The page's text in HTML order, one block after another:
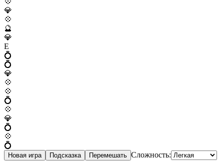
💎
💠
🔮
💎
E
💍
💍
💎
💠
💠
💍
💠
💎
💍
💠
💍
Новая игра Подсказка Перемешать Сложность: